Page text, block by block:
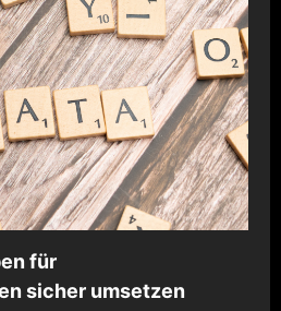
für
sicher umsetzen